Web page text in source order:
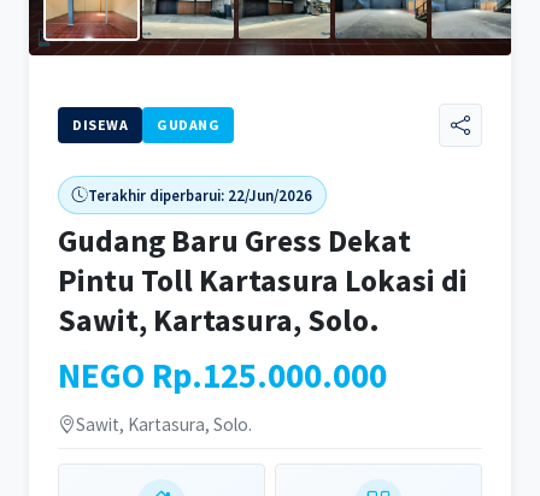
DISEWA GUDANG
Terakhir diperbarui: 22/Jun/2026
Gudang Baru Gress Dekat
Pintu Toll Kartasura Lokasi di
Sawit, Kartasura, Solo.
NEGO Rp.125.000.000
Sawit, Kartasura, Solo.